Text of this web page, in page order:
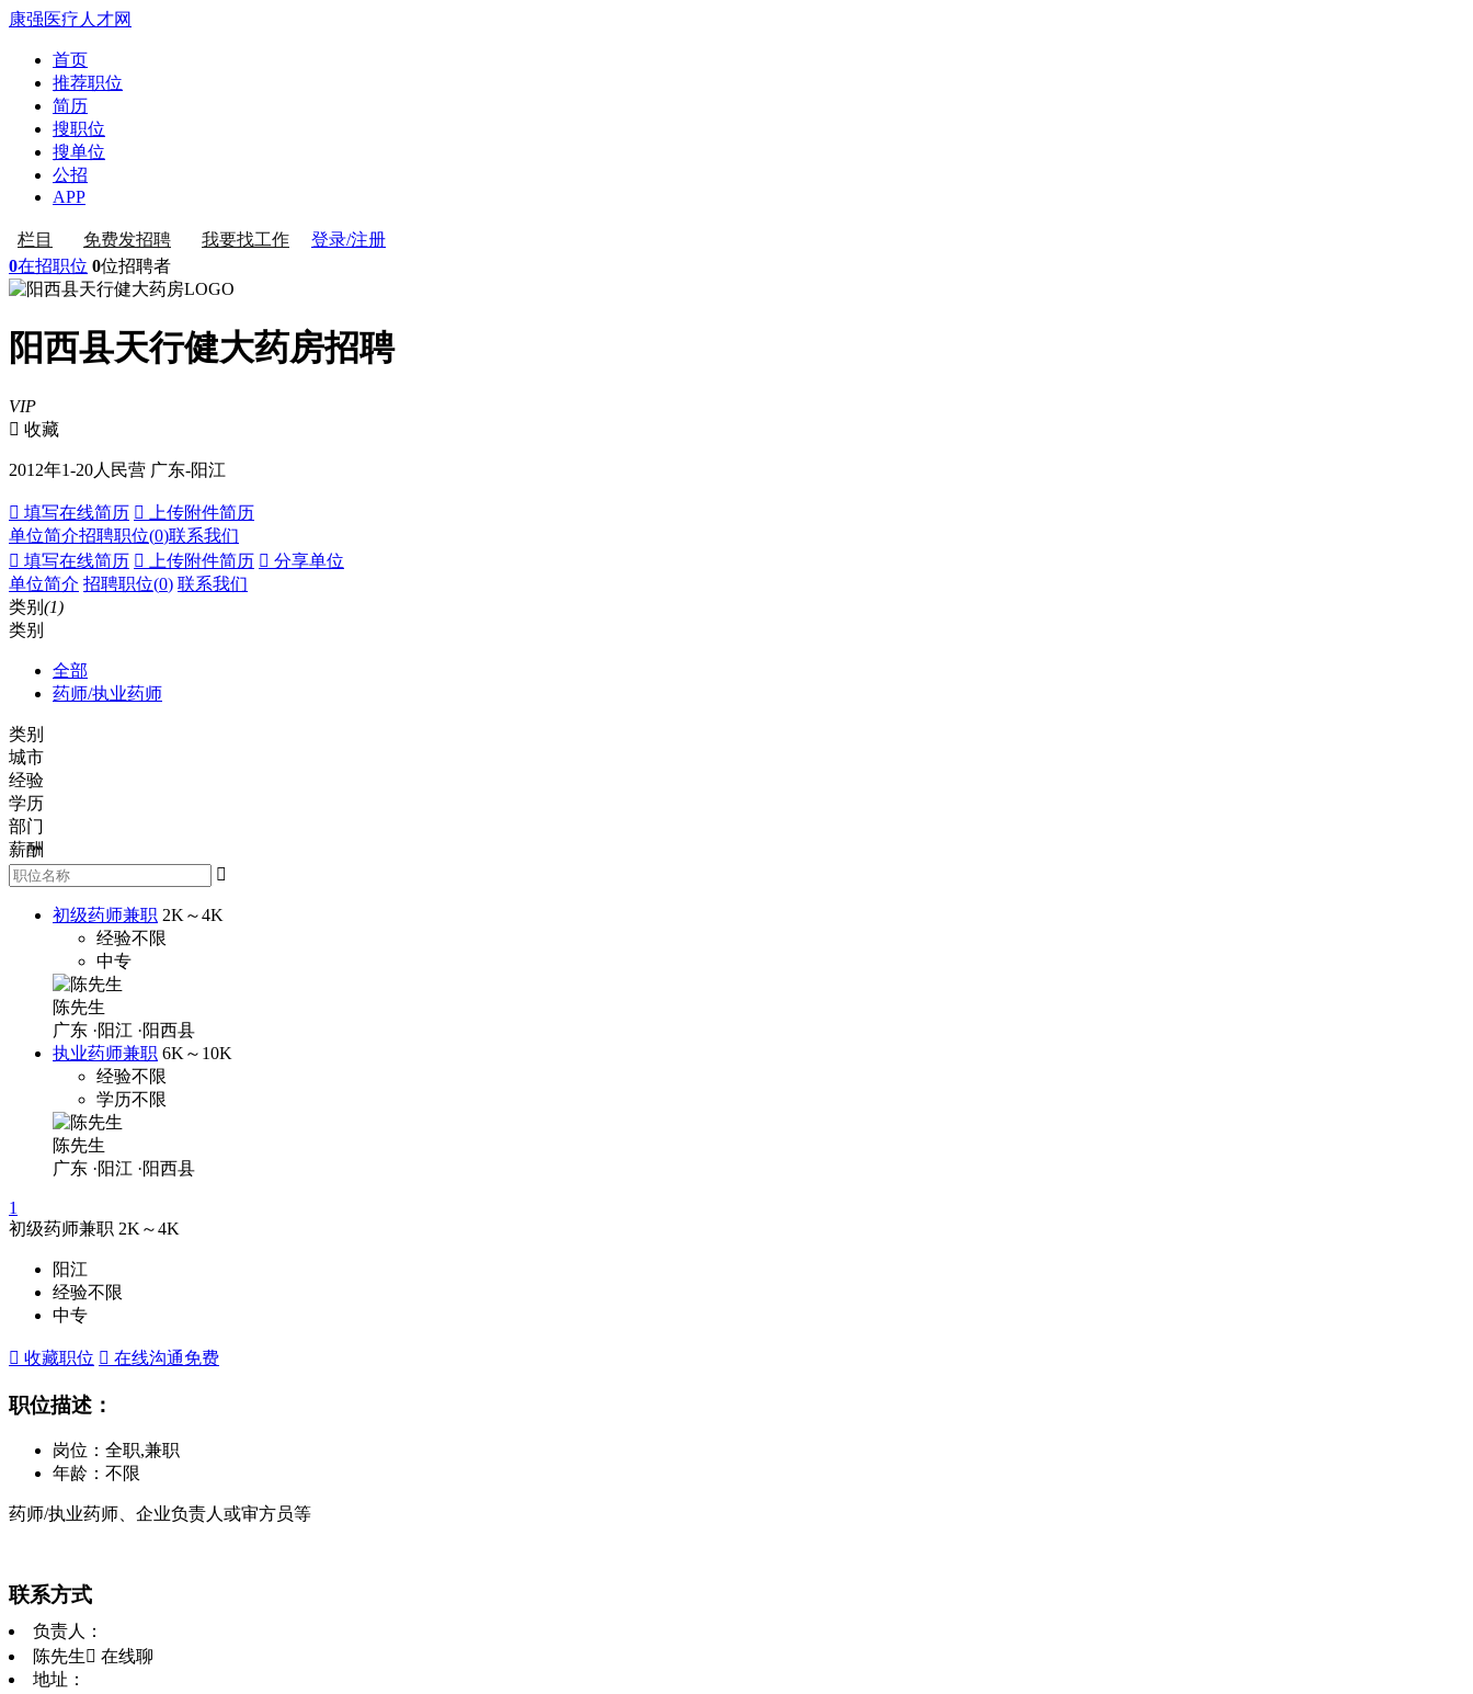
康强医疗人才网
首页
推荐职位
简历
搜职位
搜单位
公招
APP
栏目 免费发招聘 我要找工作
登录/注册
0在招职位 0位招聘者
阳西县天行健大药房招聘
VIP
 收藏
2012年1-20人 民营 广东-阳江
 填写在线简历  上传附件简历
单位简介招聘职位(0)联系我们
 填写在线简历  上传附件简历  分享单位
单位简介 招聘职位(0) 联系我们
类别 (1)
类别
全部
药师/执业药师
类别
城市
经验
学历
部门
薪酬

初级药师兼职 2K～4K
经验不限
中专
陈先生
广东 ·阳江 ·阳西县
执业药师兼职 6K～10K
经验不限
学历不限
陈先生
广东 ·阳江 ·阳西县
1
初级药师兼职 2K～4K
阳江
经验不限
中专
 收藏职位  在线沟通免费
职位描述：
岗位：全职,兼职
年龄：不限
药师/执业药师、企业负责人或审方员等
联系方式
负责人：
陈先生 在线聊
地址：